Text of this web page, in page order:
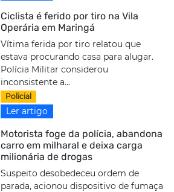
Ciclista é ferido por tiro na Vila
Operária em Maringá
Vítima ferida por tiro relatou que
estava procurando casa para alugar.
Polícia Militar considerou
inconsistente a...
Policial
Ler artigo
Motorista foge da polícia, abandona
carro em milharal e deixa carga
milionária de drogas
Suspeito desobedeceu ordem de
parada, acionou dispositivo de fumaça